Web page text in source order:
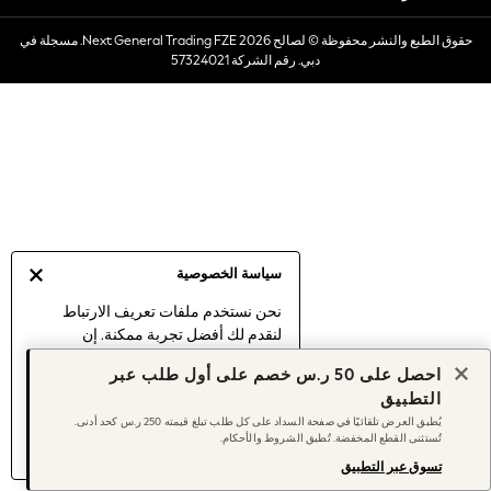
سياسة الخصوصية
نحن نستخدم ملفات تعريف الارتباط
لنقدم لك أفضل تجربة ممكنة. إن
موافقتك على استخدامنا لملفات تعريف
اكتشف المزيد عن إدارة إعدادات ملفات
تعريف الارتباط (الكوكيز).
Dresses
Occasionwear
Sets & Outfits
Sun Hats & Caps
Women's Holiday Shop
Women's Travel Styles
Dresses
Occasionwear
Linen Collection
Tops & T-Shirts
حقوق الطبع والنشر محفوظة © لصالح 2026 Next General Trading FZE. مسجلة في
دبي. رقم الشركة 57324021
احصل على 50 ر.س خصم على أول طلب عبر
التطبيق
يُطبق العرض تلقائيًا في صفحة السداد على كل طلب تبلغ قيمته 250 ر.س كحد أدنى.
تُستثنى القطع المخفضة. تُطبق الشروط والأحكام.
تسوق عبر التطبيق